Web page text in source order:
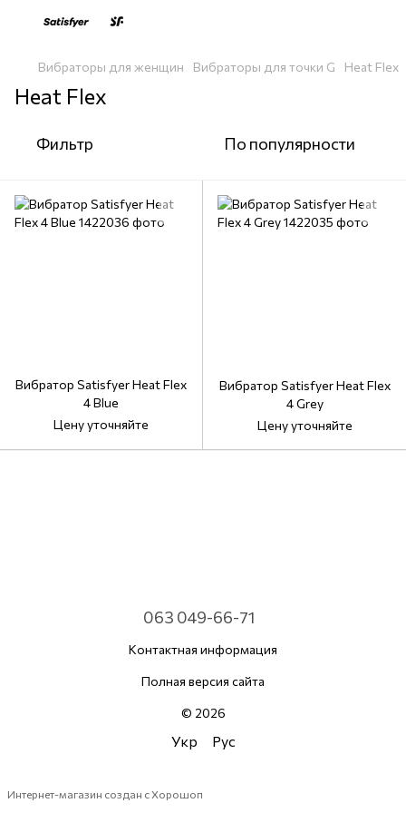
Вибраторы для женщин Вибраторы для точки G Heat Flex
Heat Flex
Фильтр По популярности
Вибратор Satisfyer Heat Flex
4 Blue
Цену уточняйте
Вибратор Satisfyer Heat Flex
4 Grey
Цену уточняйте
063 049-66-71
Контактная информация
Полная версия сайта
© 2026
Укр Рус
Интернет-магазин создан с Хорошоп